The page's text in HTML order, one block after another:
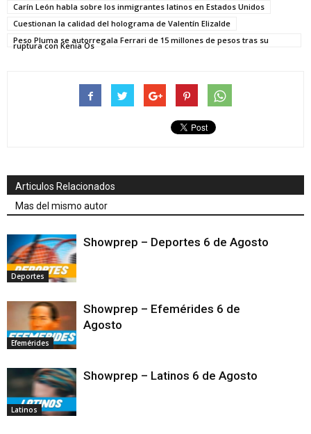
Carín León habla sobre los inmigrantes latinos en Estados Unidos
Cuestionan la calidad del holograma de Valentín Elizalde
Peso Pluma se autorregala Ferrari de 15 millones de pesos tras su
ruptura con Kenia Os
Articulos Relacionados
Mas del mismo autor
Deportes
Showprep – Deportes 6 de Agosto
Efemérides
Showprep – Efemérides 6 de
Agosto
Latinos
Showprep – Latinos 6 de Agosto